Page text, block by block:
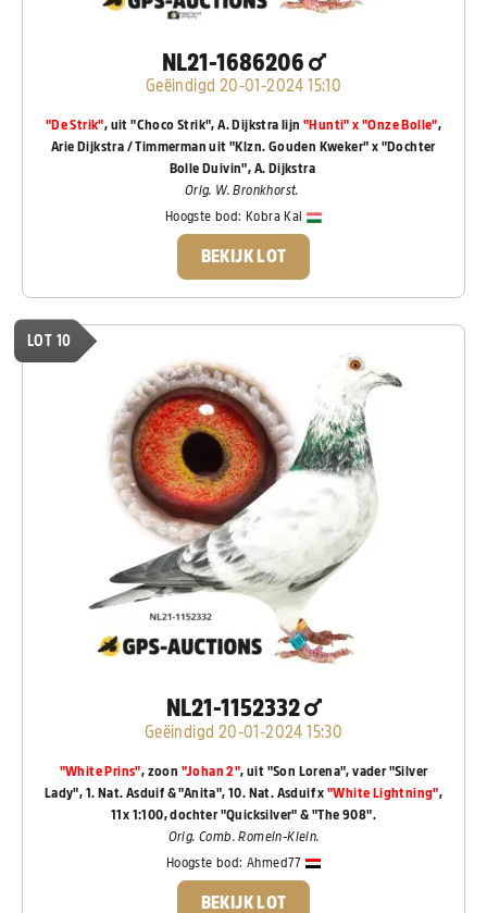
NL21-1686206
Geëindigd 20-01-2024 15:10
"De Strik", uit "Choco Strik", A. Dijkstra lijn "Hunti" x "Onze Bolle",
Arie Dijkstra / Timmerman uit "Klzn. Gouden Kweker" x "Dochter
Bolle Duivin", A. Dijkstra
Orig. W. Bronkhorst.
Hoogste bod: Kobra Kai
BEKIJK LOT
LOT 10
NL21-1152332
Geëindigd 20-01-2024 15:30
"White Prins", zoon "Johan 2", uit "Son Lorena", vader "Silver
Lady", 1. Nat. Asduif & "Anita", 10. Nat. Asduif x"White Lightning",
11x 1:100, dochter "Quicksilver" & "The 908".
Orig. Comb. Romein-Klein.
Hoogste bod: Ahmed77
BEKIJK LOT